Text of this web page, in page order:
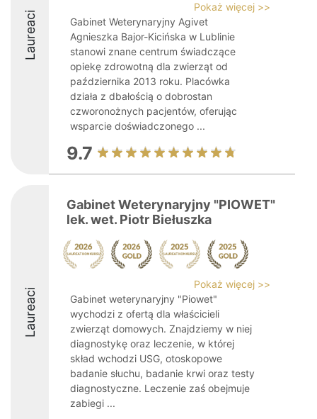
Laureaci
Pokaż więcej >>
Gabinet Weterynaryjny Agivet
Agnieszka Bajor-Kicińska w Lublinie
stanowi znane centrum świadczące
opiekę zdrowotną dla zwierząt od
października 2013 roku. Placówka
działa z dbałością o dobrostan
czworonożnych pacjentów, oferując
wsparcie doświadczonego ...
9.7
Laureaci
Gabinet Weterynaryjny "PIOWET"
lek. wet. Piotr Biełuszka
Pokaż więcej >>
Gabinet weterynaryjny "Piowet"
wychodzi z ofertą dla właścicieli
zwierząt domowych. Znajdziemy w niej
diagnostykę oraz leczenie, w której
skład wchodzi USG, otoskopowe
badanie słuchu, badanie krwi oraz testy
diagnostyczne. Leczenie zaś obejmuje
zabiegi ...